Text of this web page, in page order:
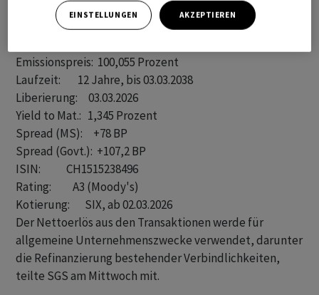
2. Tranche
Betrag:          200 Mio Fr. (mit Aufstockungsmöglichkeit)
Emissionspreis:  100,055 Prozent
Laufzeit:        12 Jahre, bis 03.03.2038
Liberierung:     03.03.2026
Yield to Mat.:   1,345 Prozent
Spread (MS):     +78 BP
Spread (Govt.):  +107,2 BP
ISIN:            CH1515238496
Rating:          A3 (Moody's)
Der Nettoerlös aus den Transaktionen werde für
allgemeine Unternehmenszwecke verwendet, darunter
die Refinanzierung bestehender Verbindlichkeiten,
teilte SGS am Mittwoch mit.
EINSTELLUNGEN AKZEPTIEREN